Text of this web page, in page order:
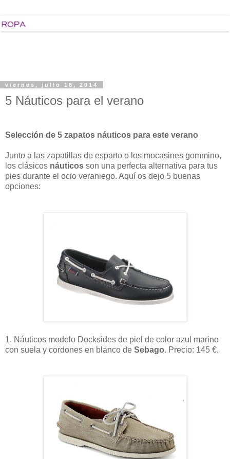
viernes, julio 18, 2014
5 Náuticos para el verano
Selección de 5 zapatos náuticos para este verano
Junto a las zapatillas de esparto o los mocasines gommino,
los clásicos náuticos son una perfecta alternativa para tus
pies durante el ocio veraniego. Aquí os dejo 5 buenas
opciones:
1. Náuticos modelo Docksides de piel de color azul marino
con suela y cordones en blanco de Sebago. Precio: 145 €.